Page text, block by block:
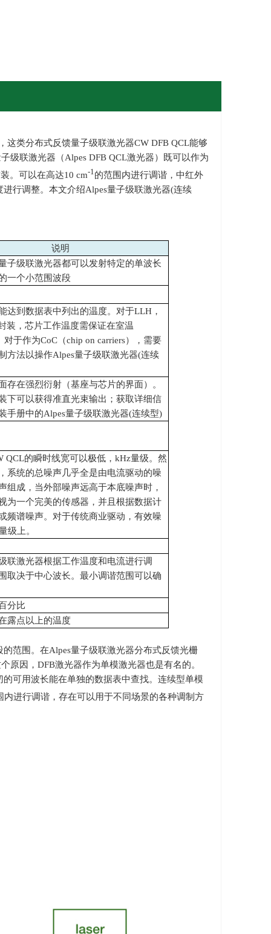
这类分布式反馈量子级联激光器CW DFB QCL能够
级联激光器（Alpes DFB QCL激光器）既可以作为
。可以在高达10 cm-1的范围内进行调谐，中红外
进行调整。本文介绍Alpes量子级联激光器(连续
说明
子级联激光器都可以发射特定的单波长
一个小范围波段
达到数据表中列出的温度。对于LLH，
装，芯片工作温度需保证在室温
对于作为CoC（chip on carriers），需要
方法以操作Alpes量子级联激光器(连续
存在强烈衍射（基座与芯片的界面）。
下可以获得准直光束输出；获取详细信
手册中的Alpes量子级联激光器(连续型)
QCL的瞬时线宽可以极低，kHz量级。然
系统的总噪声几乎全是由电流驱动的噪
组成，当外部噪声远高于本底噪声时，
为一个完美的传感器，并且根据数据计
频谱噪声。对于传统商业驱动，有效噪
级上。
联激光器根据工作温度和电流进行调
取决于中心波长。最小调谐范围可以确
分比
露点以上的温度
的范围。在Alpes量子级联激光器分布式反馈光栅
原因， DFB激光器作为单模激光器也是有名的。
可用波长能在单独的数据表中查找。连续型单模
内进行调谐，存在可以用于不同场景的各种调制方